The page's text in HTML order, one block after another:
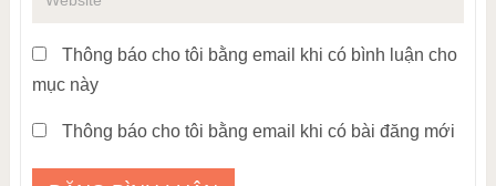
Thông báo cho tôi bằng email khi có bình luận cho
mục này
Thông báo cho tôi bằng email khi có bài đăng mới